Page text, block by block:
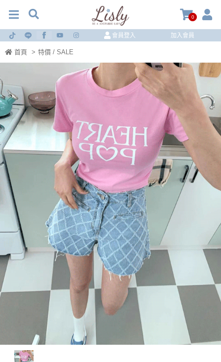
0
會員登入 加入會員
首頁 > 特價 / SALE